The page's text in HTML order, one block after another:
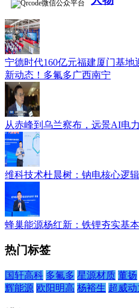
微信公众平台
宁德时代160亿元福建厦门基地
新动态！多氟多广西南宁
从赤峰到乌兰察布，远景AI电
维科技术杜晨树：钠电核心逻
蜂巢能源杨红新：铁锂夯实基
热门标签
国轩高科 多氟多 星源材质 董扬
辉能源 欧阳明高 杨裕生 超威动